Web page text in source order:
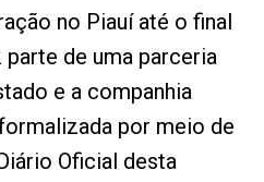
no Piauí até o final
de uma parceria
e a companhia
por meio de
Oficial desta